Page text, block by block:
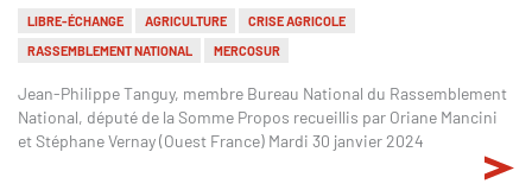
LIBRE-ÉCHANGE AGRICULTURE
CRISE AGRICOLE
RASSEMBLEMENT NATIONAL
MERCOSUR
Jean-Philippe Tanguy, membre Bureau National du Rassemblement
National, député de la Somme Propos recueillis par Oriane Mancini
et Stéphane Vernay (Ouest France) Mardi 30 janvier 2024